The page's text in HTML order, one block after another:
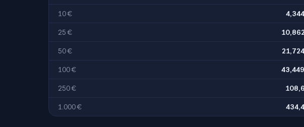
10 €
25 €
50 €
100 €
250 €
1.000 €